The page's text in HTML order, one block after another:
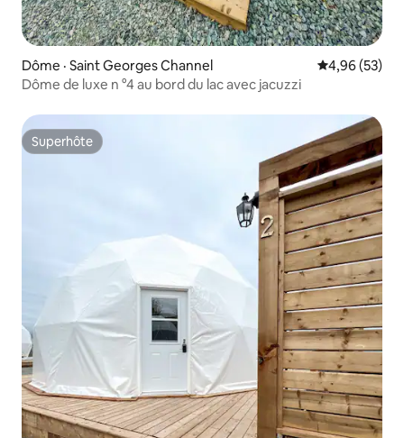
Dôme · Saint Georges Channel Note
4,96 (53)
Dôme de luxe n °4 au bord du lac avec jacuzzi
Superhôte
Superhôte